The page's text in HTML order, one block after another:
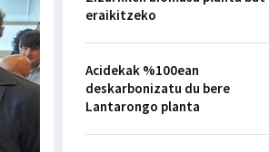
eraikitzeko
Acidekak %100ean
deskarbonizatu du bere
Lantarongo planta